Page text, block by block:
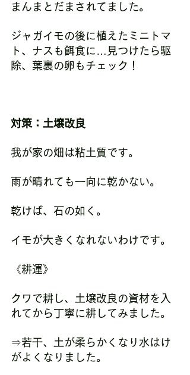
まんまとだまされてました。
ジャガイモの後に植えたミニトマ
ト、ナスも餌食に…見つけたら駆
除、葉裏の卵もチェック！
対策：土壌改良
我が家の畑は粘土質です。
雨が晴れても一向に乾かない。
乾けば、石の如く。
イモが大きくなれないわけです。
《耕運》
クワで耕し、土壌改良の資材を入
れてから丁寧に耕してみました。
⇒若干、土が柔らかくなり水はけ
がよくなりました。